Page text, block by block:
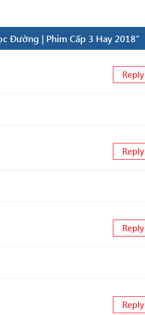
Đường | Phim Cấp 3 Hay 2018”
Reply
Reply
Reply
Reply